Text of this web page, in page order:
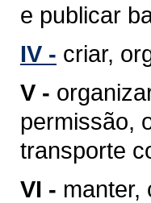
e publicar
IV - criar,
V -
permissão,
transporte
VI - manter,